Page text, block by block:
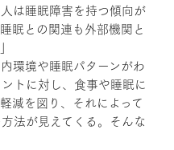
は睡眠障害を持つ傾向が
眠との関連も外部機関と
環境や睡眠パターンがわ
トに対し、食事や睡眠に
減を図り、それによって
法が見えてくる。そんな